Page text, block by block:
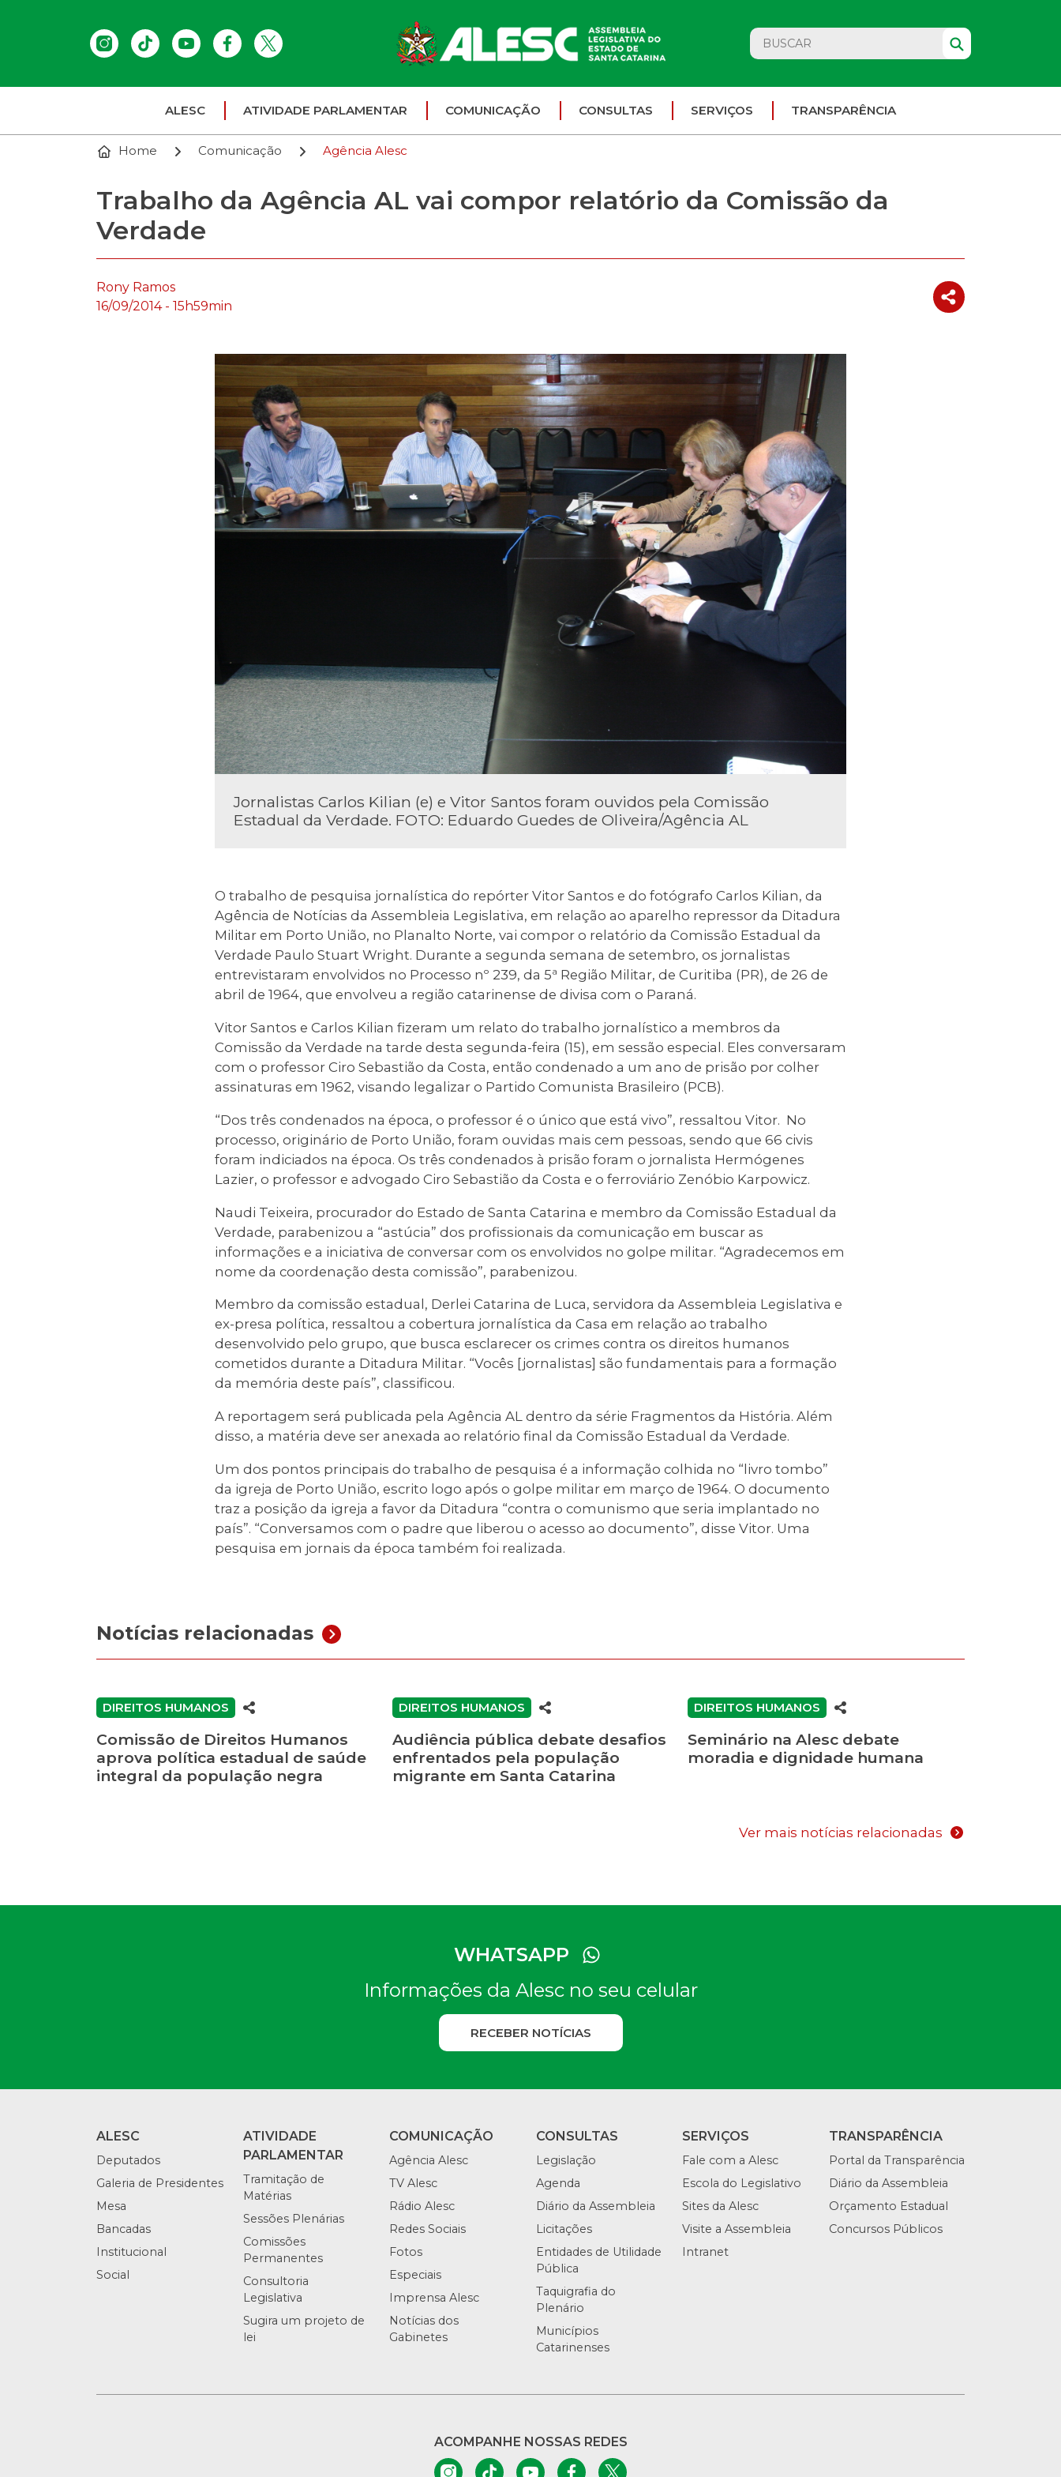
ALESC ATIVIDADE PARLAMENTAR COMUNICAÇÃO CONSULTAS SERVIÇOS TRANSPARÊNCIA
Home Comunicação Agência Alesc
Trabalho da Agência AL vai compor relatório da Comissão da
Verdade
Rony Ramos
16/09/2014 - 15h59min
Jornalistas Carlos Kilian (e) e Vitor Santos foram ouvidos pela Comissão
Estadual da Verdade. FOTO: Eduardo Guedes de Oliveira/Agência AL
O trabalho de pesquisa jornalística do repórter Vitor Santos e do fotógrafo Carlos Kilian, da
Agência de Notícias da Assembleia Legislativa, em relação ao aparelho repressor da Ditadura
Militar em Porto União, no Planalto Norte, vai compor o relatório da Comissão Estadual da
Verdade Paulo Stuart Wright. Durante a segunda semana de setembro, os jornalistas
entrevistaram envolvidos no Processo nº 239, da 5ª Região Militar, de Curitiba (PR), de 26 de
abril de 1964, que envolveu a região catarinense de divisa com o Paraná.
Vitor Santos e Carlos Kilian fizeram um relato do trabalho jornalístico a membros da
Comissão da Verdade na tarde desta segunda-feira (15), em sessão especial. Eles conversaram
com o professor Ciro Sebastião da Costa, então condenado a um ano de prisão por colher
assinaturas em 1962, visando legalizar o Partido Comunista Brasileiro (PCB).
“Dos três condenados na época, o professor é o único que está vivo”, ressaltou Vitor. No
processo, originário de Porto União, foram ouvidas mais cem pessoas, sendo que 66 civis
foram indiciados na época. Os três condenados à prisão foram o jornalista Hermógenes
Lazier, o professor e advogado Ciro Sebastião da Costa e o ferroviário Zenóbio Karpowicz.
Naudi Teixeira, procurador do Estado de Santa Catarina e membro da Comissão Estadual da
Verdade, parabenizou a “astúcia” dos profissionais da comunicação em buscar as
informações e a iniciativa de conversar com os envolvidos no golpe militar. “Agradecemos em
nome da coordenação desta comissão”, parabenizou.
Membro da comissão estadual, Derlei Catarina de Luca, servidora da Assembleia Legislativa e
ex-presa política, ressaltou a cobertura jornalística da Casa em relação ao trabalho
desenvolvido pelo grupo, que busca esclarecer os crimes contra os direitos humanos
cometidos durante a Ditadura Militar. “Vocês [jornalistas] são fundamentais para a formação
da memória deste país”, classificou.
A reportagem será publicada pela Agência AL dentro da série Fragmentos da História. Além
disso, a matéria deve ser anexada ao relatório final da Comissão Estadual da Verdade.
Um dos pontos principais do trabalho de pesquisa é a informação colhida no “livro tombo”
da igreja de Porto União, escrito logo após o golpe militar em março de 1964. O documento
traz a posição da igreja a favor da Ditadura “contra o comunismo que seria implantado no
país”. “Conversamos com o padre que liberou o acesso ao documento”, disse Vitor. Uma
pesquisa em jornais da época também foi realizada.
Notícias relacionadas
DIREITOS HUMANOS
Comissão de Direitos Humanos
aprova política estadual de saúde
integral da população negra
DIREITOS HUMANOS
Audiência pública debate desafios
enfrentados pela população
migrante em Santa Catarina
DIREITOS HUMANOS
Seminário na Alesc debate
moradia e dignidade humana
Ver mais notícias relacionadas
WHATSAPP
Informações da Alesc no seu celular
RECEBER NOTÍCIAS
ALESC
Deputados
Galeria de Presidentes
Mesa
Bancadas
Institucional
Social
ATIVIDADE
PARLAMENTAR
Tramitação de
Matérias
Sessões Plenárias
Comissões
Permanentes
Consultoria
Legislativa
Sugira um projeto de
lei
COMUNICAÇÃO
Agência Alesc
TV Alesc
Rádio Alesc
Redes Sociais
Fotos
Especiais
Imprensa Alesc
Notícias dos
Gabinetes
CONSULTAS
Legislação
Agenda
Diário da Assembleia
Licitações
Entidades de Utilidade
Pública
Taquigrafia do
Plenário
Municípios
Catarinenses
SERVIÇOS
Fale com a Alesc
Escola do Legislativo
Sites da Alesc
Visite a Assembleia
Intranet
TRANSPARÊNCIA
Portal da Transparência
Diário da Assembleia
Orçamento Estadual
Concursos Públicos
ACOMPANHE NOSSAS REDES